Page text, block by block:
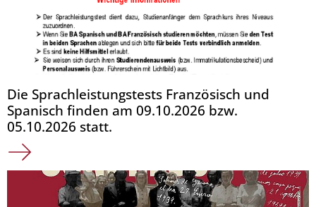
Die Sprachleistungstests Französisch und
Spanisch finden am 09.10.2026 bzw.
05.10.2026 statt.